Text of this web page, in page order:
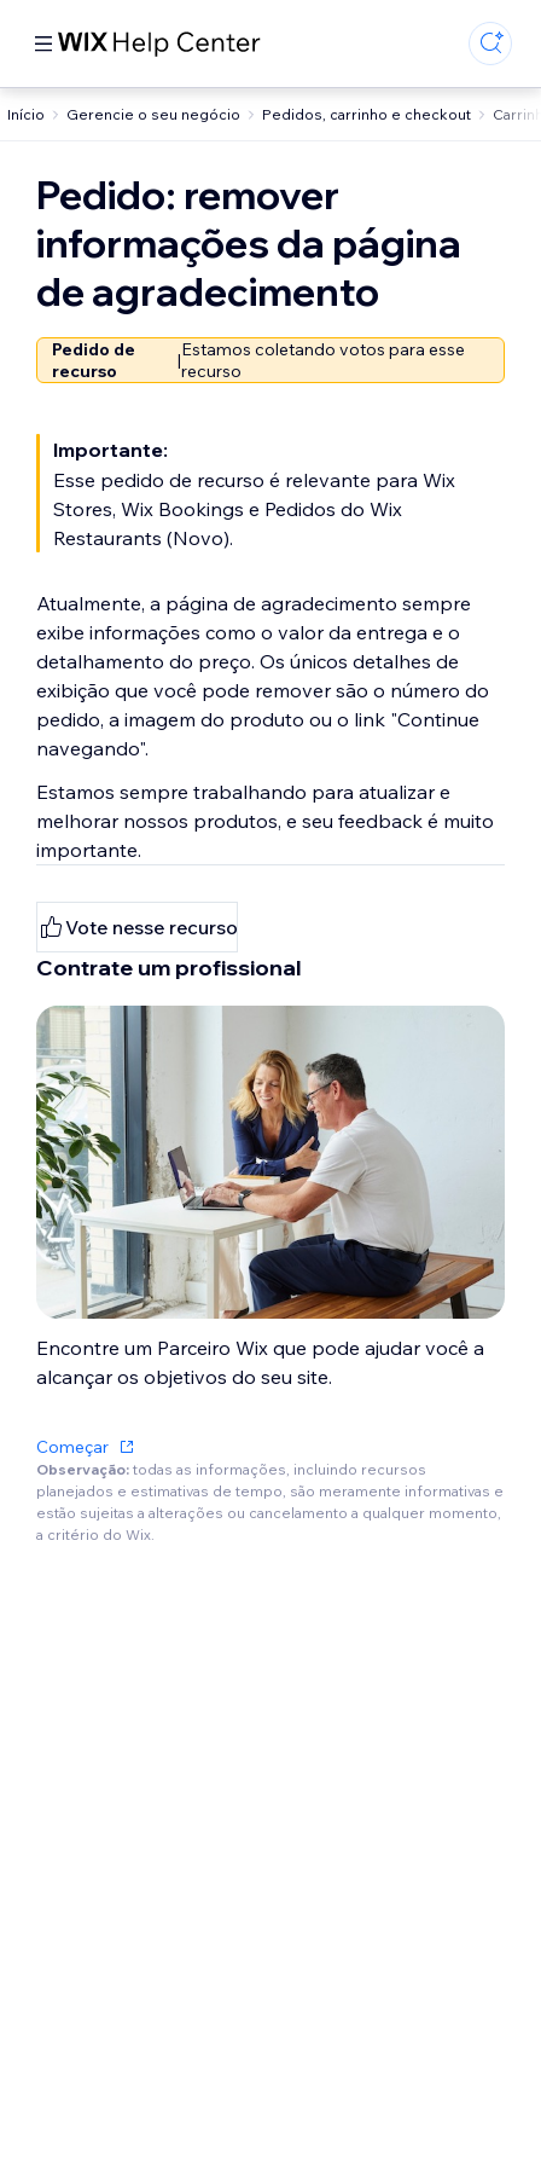
Início Gerencie o seu negócio Pedidos, carrinho e checkout
Pedido: remover
informações da página
de agradecimento
Pedido de
recurso
|Estamos coletando votos para esse
recurso
Importante:
Esse pedido de recurso é relevante para Wix
Stores, Wix Bookings e Pedidos do Wix
Restaurants (Novo).
Atualmente, a página de agradecimento sempre
exibe informações como o valor da entrega e o
detalhamento do preço. Os únicos detalhes de
exibição que você pode remover são o número do
pedido, a imagem do produto ou o link "Continue
navegando".
Estamos sempre trabalhando para atualizar e
melhorar nossos produtos, e seu feedback é muito
importante.
Vote nesse recurso
Contrate um profissional
Encontre um Parceiro Wix que pode ajudar você a
alcançar os objetivos do seu site.
Começar
Observação: todas as informações, incluindo recursos
planejados e estimativas de tempo, são meramente informativas e
estão sujeitas a alterações ou cancelamento a qualquer momento,
a critério do Wix.